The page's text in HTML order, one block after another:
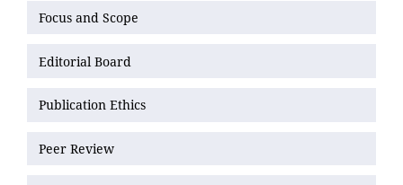
Focus and Scope
Editorial Board
Publication Ethics
Peer Review